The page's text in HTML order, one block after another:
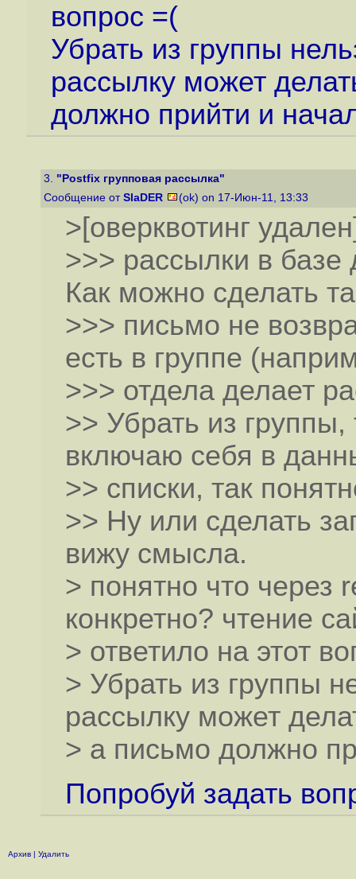
вопрос =(
Убрать из группы
рассылку может
должно прийти и
3. "Postfix групповая рассылка"
Сообщение от SlaDER (ok) on 17-Июн-11, 13:33
>[оверквотинг
>>> рассылки в базе
Как можно сделать
>>> письмо не
есть в группе
>>> отдела делает
>> Убрать из
включаю себя в
>> списки, так
>> Ну или сделать
вижу смысла.
> понятно что через
конкретно? чтение
> ответило на этот
> Убрать из группы
рассылку может
> а письмо должно
Попробуй задать
Архив | Удалить